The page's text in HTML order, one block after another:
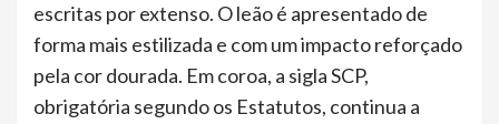
escritas por extenso. O leão é apresentado de
forma mais estilizada e com um impacto reforçado
pela cor dourada. Em coroa, a sigla SCP,
obrigatória segundo os Estatutos, continua a